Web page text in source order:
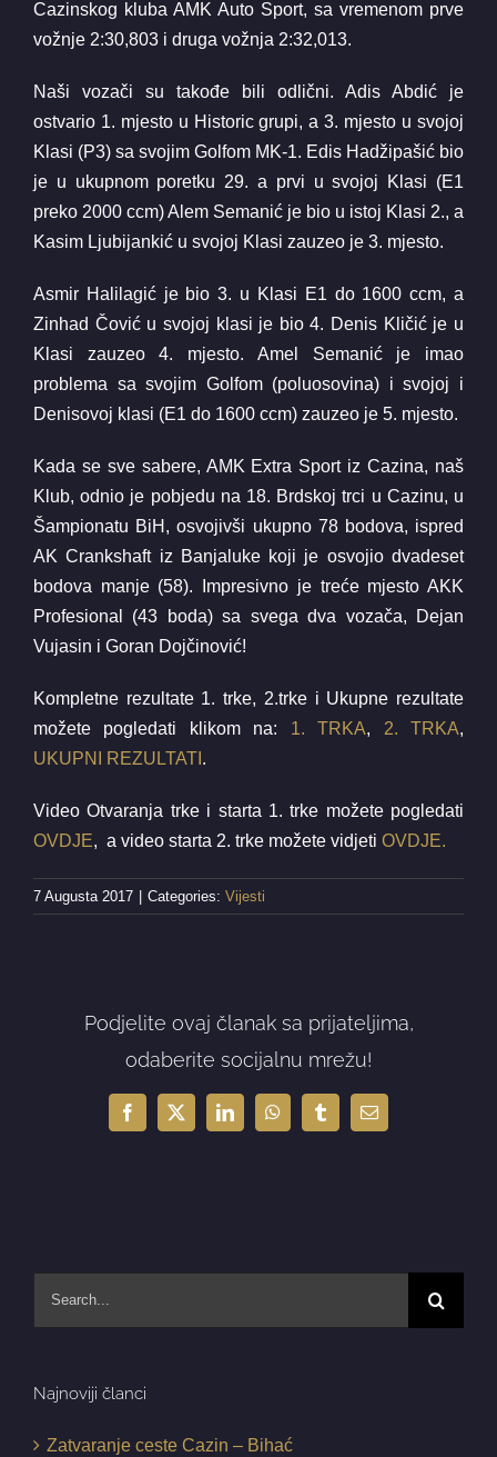
Cazinskog kluba AMK Auto Sport, sa vremenom prve
vožnje 2:30,803 i druga vožnja 2:32,013.
Naši vozači su takođe bili odlični. Adis Abdić je
ostvario 1. mjesto u Historic grupi, a 3. mjesto u svojoj
Klasi (P3) sa svojim Golfom MK-1. Edis Hadžipašić bio
je u ukupnom poretku 29. a prvi u svojoj Klasi (E1
preko 2000 ccm) Alem Semanić je bio u istoj Klasi 2., a
Kasim Ljubijankić u svojoj Klasi zauzeo je 3. mjesto.
Asmir Halilagić je bio 3. u Klasi E1 do 1600 ccm, a
Zinhad Čović u svojoj klasi je bio 4. Denis Kličić je u
Klasi zauzeo 4. mjesto. Amel Semanić je imao
problema sa svojim Golfom (poluosovina) i svojoj i
Denisovoj klasi (E1 do 1600 ccm) zauzeo je 5. mjesto.
Kada se sve sabere, AMK Extra Sport iz Cazina, naš
Klub, odnio je pobjedu na 18. Brdskoj trci u Cazinu, u
Šampionatu BiH, osvojivši ukupno 78 bodova, ispred
AK Crankshaft iz Banjaluke koji je osvojio dvadeset
bodova manje (58). Impresivno je treće mjesto AKK
Profesional (43 boda) sa svega dva vozača, Dejan
Vujasin i Goran Dojčinović!
Kompletne rezultate 1. trke, 2.trke i Ukupne rezultate
možete pogledati klikom na: 1. TRKA, 2. TRKA,
UKUPNI REZULTATI .
Video Otvaranja trke i starta 1. trke možete pogledati
OVDJE, a video starta 2. trke možete vidjeti OVDJE.
7 Augusta 2017 Categories: Vijesti
Podjelite ovaj članak sa prijateljima,
odaberite socijalnu mrežu!
Facebook
X LinkedInWhatsAppTumblrEmail
Najnoviji članci
Zatvaranje ceste Cazin – Bihać